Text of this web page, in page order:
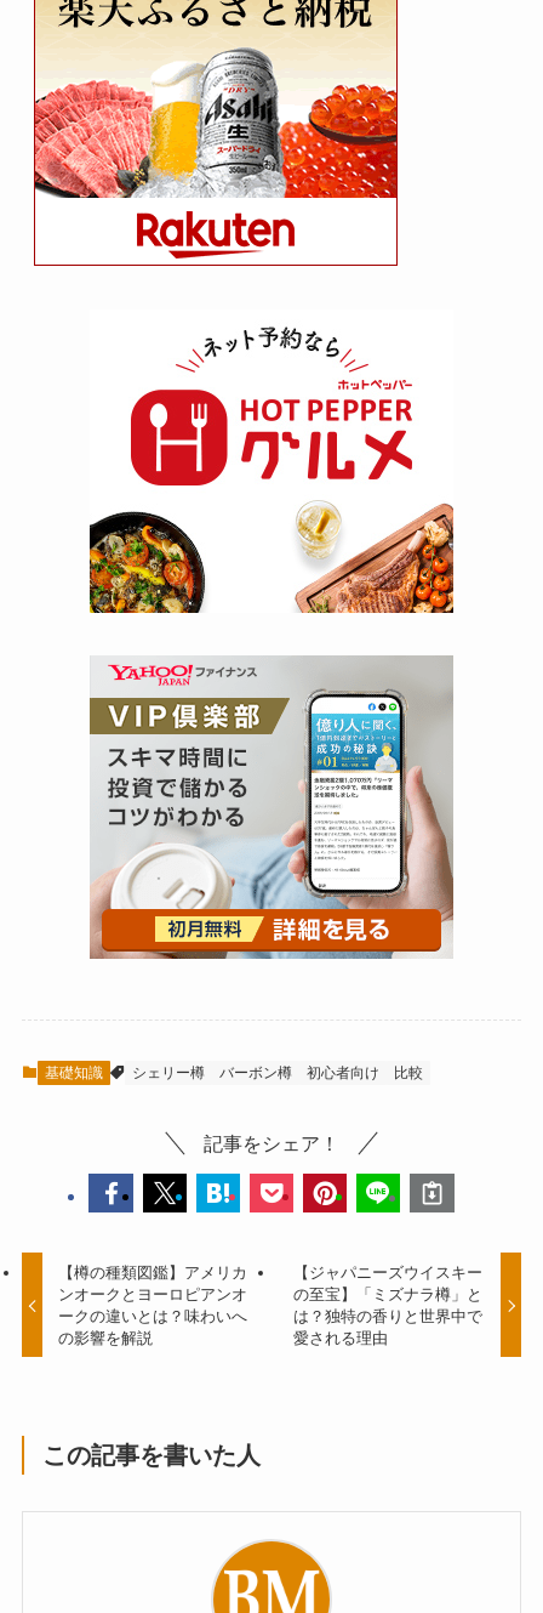
基礎知識 シェリー樽 バーボン樽 初心者向け 比較
記事をシェア！
【樽の種類図鑑】アメリカ
ンオークとヨーロピアンオ
ークの違いとは？味わいへ
の影響を解説
【ジャパニーズウイスキー
の至宝】「ミズナラ樽」と
は？独特の香りと世界中で
愛される理由
この記事を書いた人